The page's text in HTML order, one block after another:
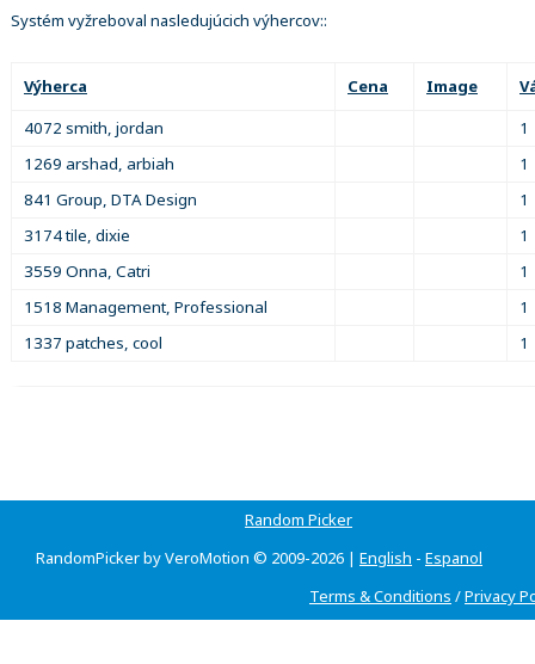
Systém vyžreboval nasledujúcich výhercov::
Výherca Cena Image
4072 smith, jordan
1
1269 arshad, arbiah
1
841 Group, DTA Design
1
3174 tile, dixie
1
3559 Onna, Catri
1
1518 Management, Professional
1
1337 patches, cool
1
Random Picker
RandomPicker by VeroMotion © 2009-2026 | English - Espanol
Terms & Conditions /Privacy